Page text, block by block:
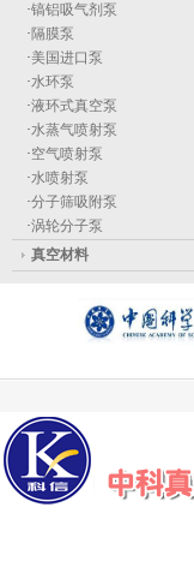
·镐铝吸气剂泵
· 隔膜泵
·美国进口泵
·水环泵
·液环式真空泵
·水蒸气喷射泵
·空气喷射泵
·水喷射泵
·分子筛吸附泵
·涡轮分子泵
真空材料